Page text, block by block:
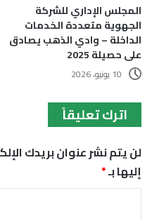
المجلس الإداري للشركة
الجهوية متعددة الخدمات
الداخلة – وادي الذهب يصادق
على حصيلة 2025
10 يونيو، 2026
اترك تعليقاً
لن يتم نشر عنوان بريدك
إليها بـ*